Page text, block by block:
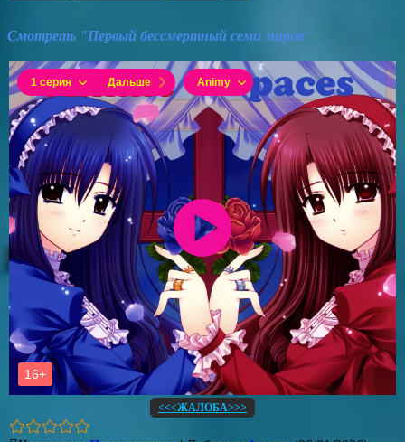
Смотреть "Первый бессмертный семи миров"
<<<ЖАЛОБА>>>